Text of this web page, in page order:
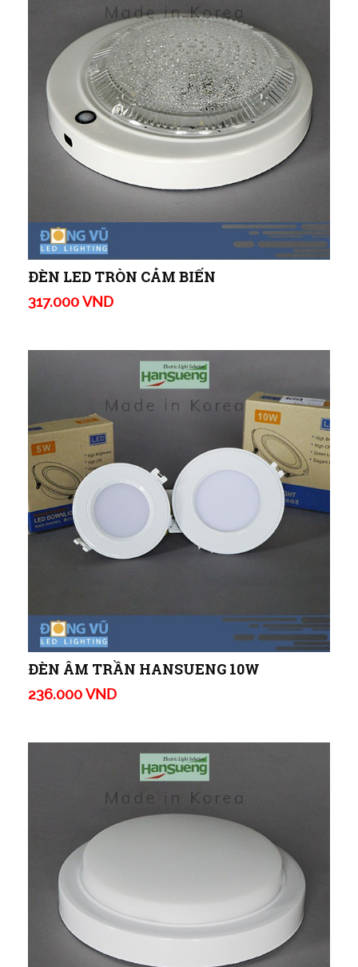
ĐÈN LED TRÒN CẢM BIẾN
317.000 VND
ĐÈN ÂM TRẦN HANSUENG 10W
236.000 VND